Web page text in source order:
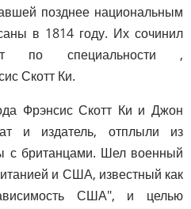
позднее национальным
в 1814 году. Их сочинил
по специальности ,
Скотт Ки.
Фрэнсис Скотт Ки и Джон
и издатель, отплыли из
с британцами. Шел военный
и США, известный как
США", и целью